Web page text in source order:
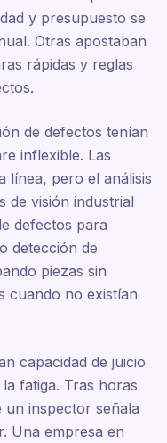
y presupuesto se
Otras apostaban
rápidas y reglas
de defectos tenían
inflexible. Las
línea, pero el análisis
de visión industrial
defectos para
detección de
piezas sin
cuando no existían
capacidad de juicio
fatiga. Tras horas
un inspector señala
Una empresa en